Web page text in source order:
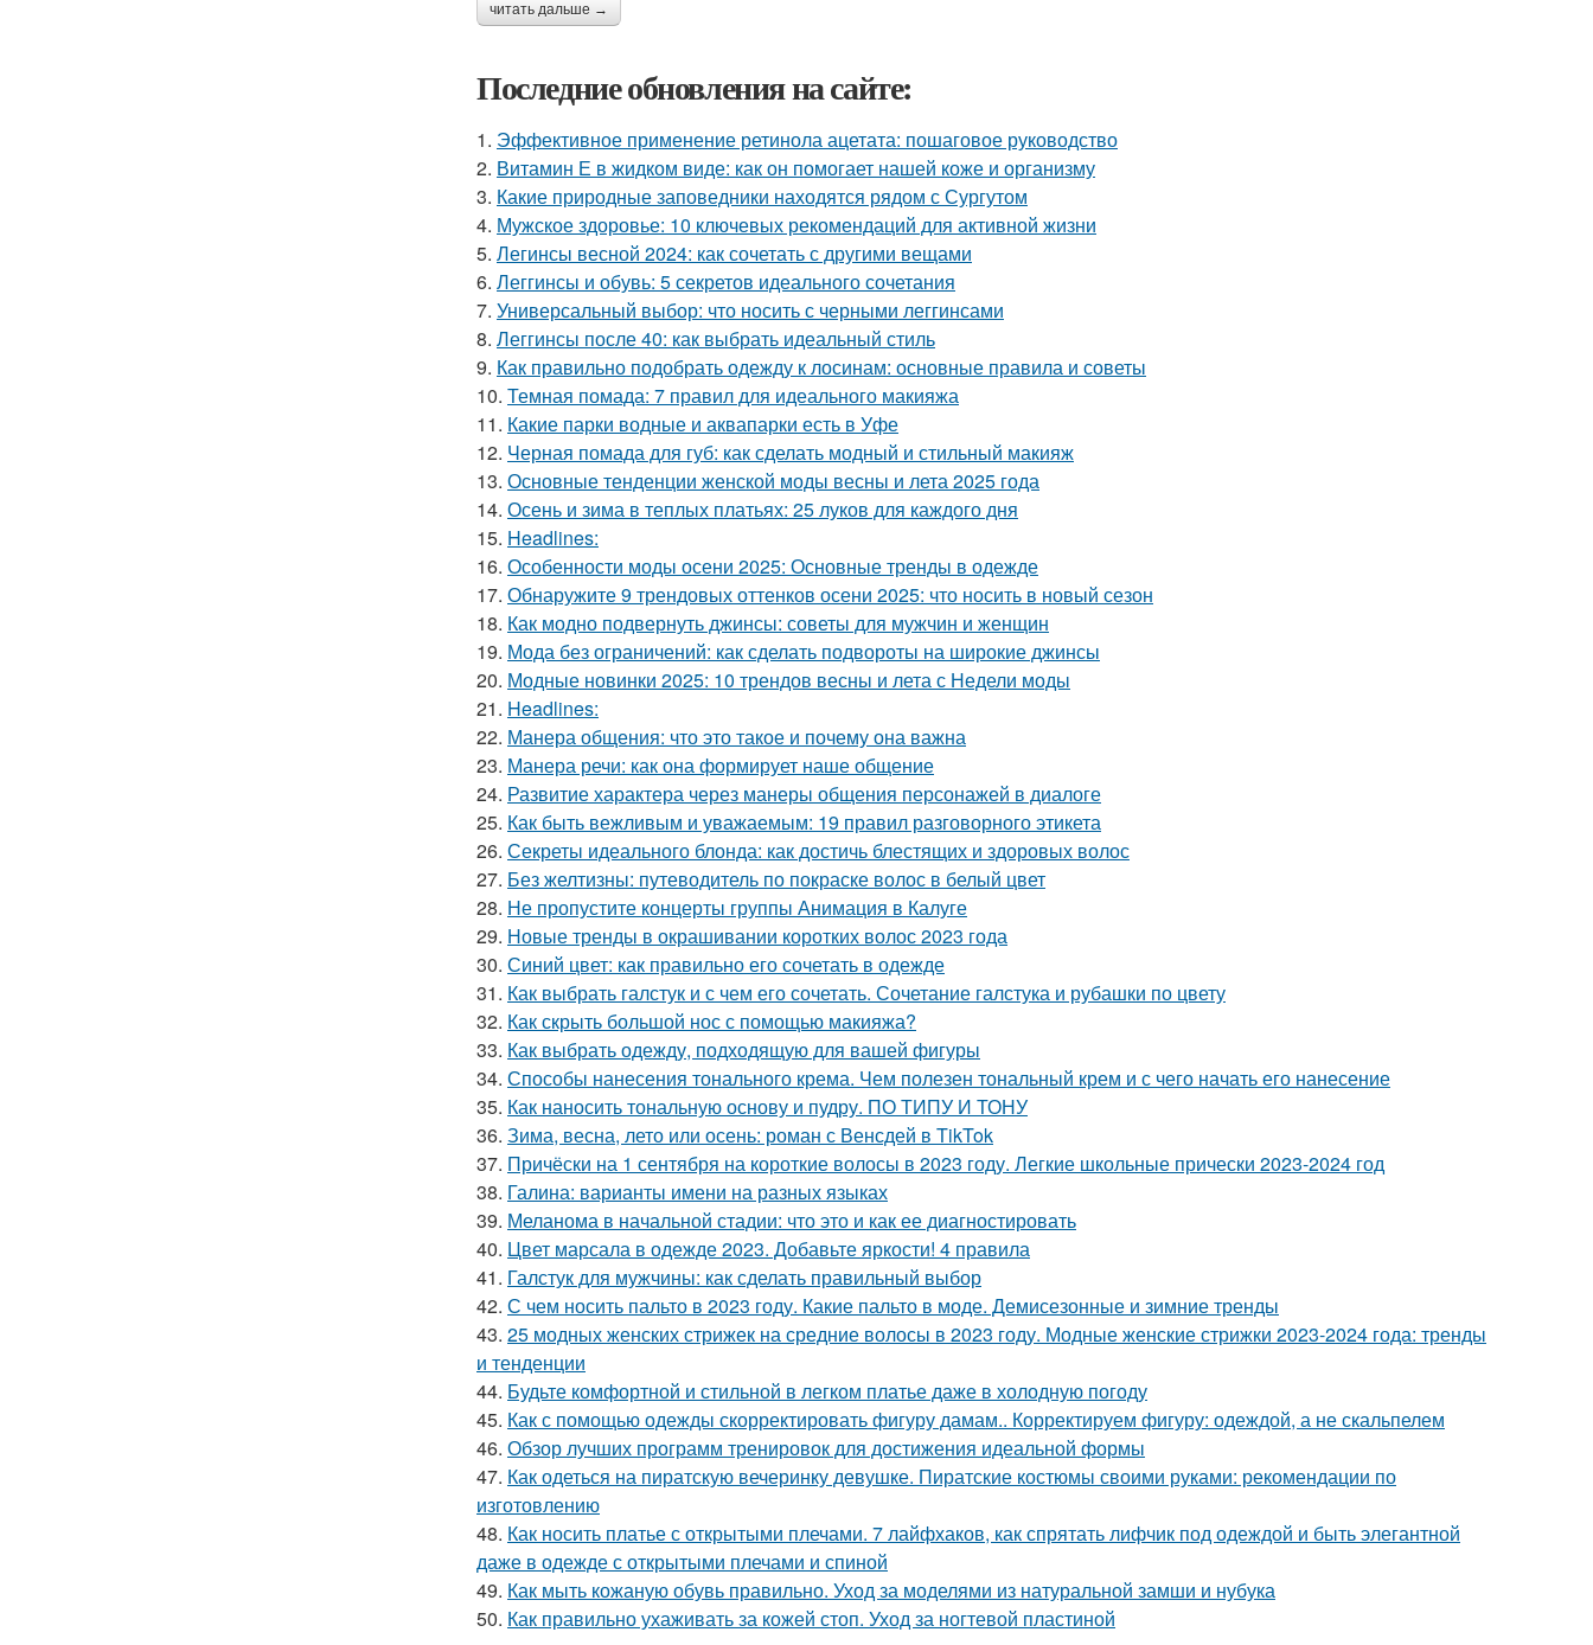
читать дальше →
Последние обновления на сайте:
1. Эффективное применение ретинола ацетата: пошаговое руководство
2. Витамин Е в жидком виде: как он помогает нашей коже и организму
3. Какие природные заповедники находятся рядом с Сургутом
4. Мужское здоровье: 10 ключевых рекомендаций для активной жизни
5. Легинсы весной 2024: как сочетать с другими вещами
6. Леггинсы и обувь: 5 секретов идеального сочетания
7. Универсальный выбор: что носить с черными леггинсами
8. Леггинсы после 40: как выбрать идеальный стиль
9. Как правильно подобрать одежду к лосинам: основные правила и советы
10. Темная помада: 7 правил для идеального макияжа
11. Какие парки водные и аквапарки есть в Уфе
12. Черная помада для губ: как сделать модный и стильный макияж
13. Основные тенденции женской моды весны и лета 2025 года
14. Осень и зима в теплых платьях: 25 луков для каждого дня
15. Headlines:
16. Особенности моды осени 2025: Основные тренды в одежде
17. Обнаружите 9 трендовых оттенков осени 2025: что носить в новый сезон
18. Как модно подвернуть джинсы: советы для мужчин и женщин
19. Мода без ограничений: как сделать подвороты на широкие джинсы
20. Модные новинки 2025: 10 трендов весны и лета с Недели моды
21. Headlines:
22. Манера общения: что это такое и почему она важна
23. Манера речи: как она формирует наше общение
24. Развитие характера через манеры общения персонажей в диалоге
25. Как быть вежливым и уважаемым: 19 правил разговорного этикета
26. Секреты идеального блонда: как достичь блестящих и здоровых волос
27. Без желтизны: путеводитель по покраске волос в белый цвет
28. Не пропустите концерты группы Анимация в Калуге
29. Новые тренды в окрашивании коротких волос 2023 года
30. Синий цвет: как правильно его сочетать в одежде
31. Как выбрать галстук и с чем его сочетать. Сочетание галстука и рубашки по цвету
32. Как скрыть большой нос с помощью макияжа?
33. Как выбрать одежду, подходящую для вашей фигуры
34. Способы нанесения тонального крема. Чем полезен тональный крем и с чего начать его нанесение
35. Как наносить тональную основу и пудру. ПО ТИПУ И ТОНУ
36. Зима, весна, лето или осень: роман с Венсдей в TikTok
37. Причёски на 1 сентября на короткие волосы в 2023 году. Легкие школьные прически 2023-2024 год
38. Галина: варианты имени на разных языках
39. Меланома в начальной стадии: что это и как ее диагностировать
40. Цвет марсала в одежде 2023. Добавьте яркости! 4 правила
41. Галстук для мужчины: как сделать правильный выбор
42. С чем носить пальто в 2023 году. Какие пальто в моде. Демисезонные и зимние тренды
43. 25 модных женских стрижек на средние волосы в 2023 году. Модные женские стрижки 2023-2024 года: тренды
и тенденции
44. Будьте комфортной и стильной в легком платье даже в холодную погоду
45. Как с помощью одежды скорректировать фигуру дамам.. Корректируем фигуру: одеждой, а не скальпелем
46. Обзор лучших программ тренировок для достижения идеальной формы
47. Как одеться на пиратскую вечеринку девушке. Пиратские костюмы своими руками: рекомендации по
изготовлению
48. Как носить платье с открытыми плечами. 7 лайфхаков, как спрятать лифчик под одеждой и быть элегантной
даже в одежде с открытыми плечами и спиной
49. Как мыть кожаную обувь правильно. Уход за моделями из натуральной замши и нубука
50. Как правильно ухаживать за кожей стоп. Уход за ногтевой пластиной